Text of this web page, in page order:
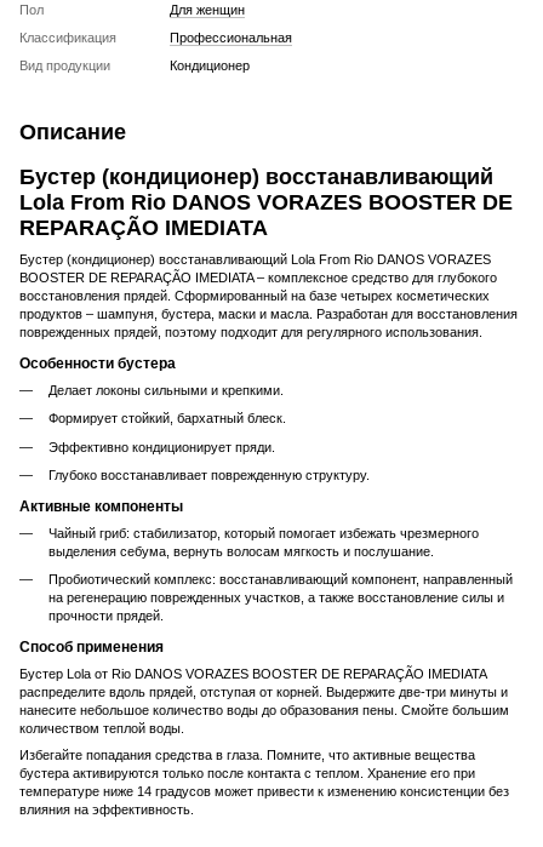
Пол
Для женщин
Классификация
Профессиональная
Вид продукции
Кондиционер
Описание
Бустер (кондиционер) восстанавливающий
Lola From Rio DANOS VORAZES BOOSTER DE
REPARAÇÃO IMEDIATA
Бустер (кондиционер) восстанавливающий Lola From Rio DANOS VORAZES
BOOSTER DE REPARAÇÃO IMEDIATA – комплексное средство для глубокого
восстановления прядей. Сформированный на базе четырех косметических
продуктов – шампуня, бустера, маски и масла. Разработан для восстановления
поврежденных прядей, поэтому подходит для регулярного использования.
Особенности бустера
Делает локоны сильными и крепкими.
Формирует стойкий, бархатный блеск.
Эффективно кондиционирует пряди.
Глубоко восстанавливает поврежденную структуру.
Активные компоненты
Чайный гриб: стабилизатор, который помогает избежать чрезмерного
выделения себума, вернуть волосам мягкость и послушание.
Пробиотический комплекс: восстанавливающий компонент, направленный
на регенерацию поврежденных участков, а также восстановление силы и
прочности прядей.
Способ применения
Бустер Lola от Rio DANOS VORAZES BOOSTER DE REPARAÇÃO IMEDIATA
распределите вдоль прядей, отступая от корней. Выдержите две-три минуты и
нанесите небольшое количество воды до образования пены. Смойте большим
количеством теплой воды.
Избегайте попадания средства в глаза. Помните, что активные вещества
бустера активируются только после контакта с теплом. Хранение его при
температуре ниже 14 градусов может привести к изменению консистенции без
влияния на эффективность.